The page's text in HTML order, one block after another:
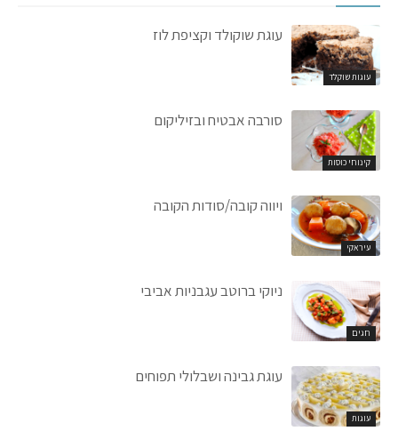
עוגות שוקלד
עוגת שוקולד וקציפת לוז
קינוחי כוסות
סורבה אבטיח ובזיליקום
עיראקי
ויווה קובה/סודות הקובה
חגים
ניוקי ברוטב עגבניות אביבי
עוגות
עוגת גבינה ושבלולי תפוחים